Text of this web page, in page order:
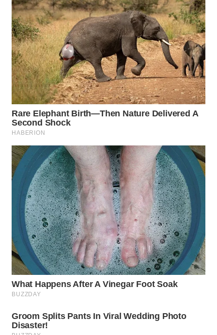
WN
TANGERANG
WN
BINJAI
WN
CIREBON
WN
INDRAMAYU
KUNINGAN
WN
MAJALENGKA
WN
SUBANG
WN
SUKABUMI
PURWAKARTA